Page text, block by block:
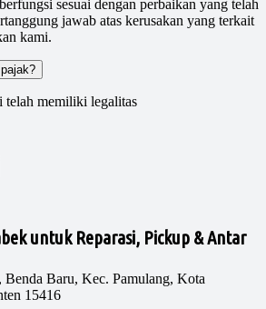
sesuai dengan perbaikan yang telah
jawab atas kerusakan yang terkait
kami.
telah memiliki legalitas
untuk Reparasi, Pickup & Antar
Baru, Kec. Pamulang, Kota
15416